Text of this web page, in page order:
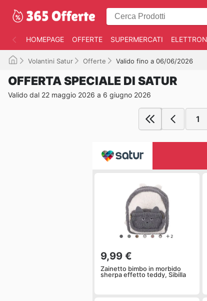
HOMEPAGE OFFERTE SUPERMERCATI
Volantini Satur Offerte Valido fino a 06/06/2026
OFFERTA SPECIALE DI SATUR
Valido dal 22 maggio 2026 a 6 giugno 2026
1
9,99 €
Zainetto bimbo in morbido
sherpa effetto teddy, Sibilla